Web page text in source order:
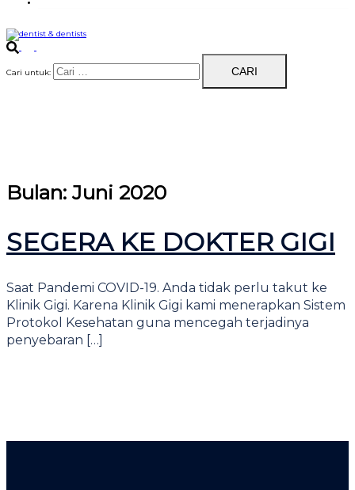
Cari untuk:
Bulan: Juni 2020
SEGERA KE DOKTER GIGI
Saat Pandemi COVID-19. Anda tidak perlu takut ke
Klinik Gigi. Karena Klinik Gigi kami menerapkan Sistem
Protokol Kesehatan guna mencegah terjadinya
penyebaran […]